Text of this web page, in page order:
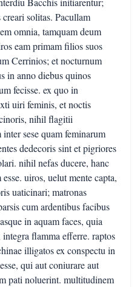
solitas. Pacullam
omnia, tamquam deum
eam primam filios suos
Cerrinios; et nocturnum
in anno diebus quinos
fecisse. ex quo in
uiri feminis, et noctis
nihil flagitii
sese quam feminarum
dedecoris sint et pigriores
nihil nefas ducere, hanc
uiros, uelut mente capta,
uaticinari; matronas
cum ardentibus facibus
in aquam faces, quia
flamma efferre. raptos
illigatos ex conspectu in
qui aut coniurare aut
pati noluerint. multitudinem